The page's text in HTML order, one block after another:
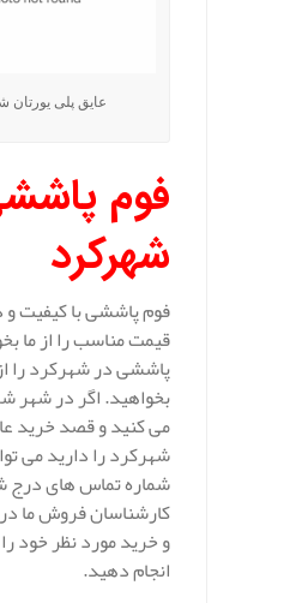
عایق پلی یورتان
فوم
شهرکرد
فوم پاششی با کیفیت
قیمت مناسب را از ما
پاششی در شهرکرد را
بخواهید. اگر در شهر
می کنید و قصد خرید
شهرکرد را دارید می
شماره تماس های درج
کارشناسان فروش ما
و خرید مورد نظر خود
انجام دهید.